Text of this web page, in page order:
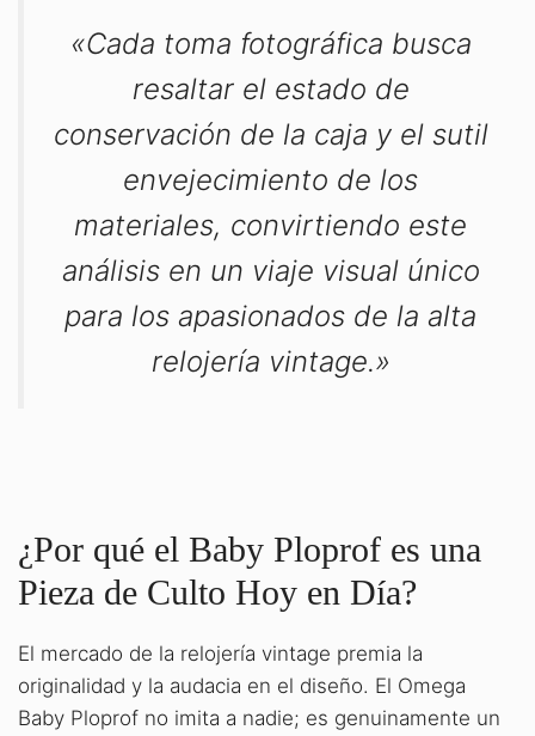
«Cada toma fotográfica busca
resaltar el estado de
conservación de la caja y el sutil
envejecimiento de los
materiales, convirtiendo este
análisis en un viaje visual único
para los apasionados de la alta
relojería vintage.»
¿Por qué el Baby Ploprof es una
Pieza de Culto Hoy en Día?
El mercado de la relojería vintage premia la
originalidad y la audacia en el diseño. El Omega
Baby Ploprof no imita a nadie; es genuinamente un